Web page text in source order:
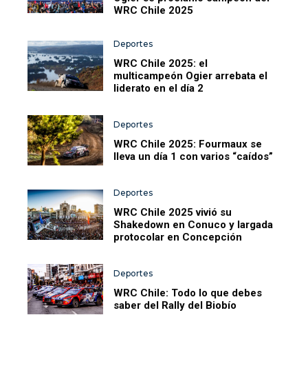
WRC Chile 2025
Deportes
WRC Chile 2025: el
multicampeón Ogier arrebata el
liderato en el día 2
Deportes
WRC Chile 2025: Fourmaux se
lleva un día 1 con varios “caídos”
Deportes
WRC Chile 2025 vivió su
Shakedown en Conuco y largada
protocolar en Concepción
Deportes
WRC Chile: Todo lo que debes
saber del Rally del Biobío